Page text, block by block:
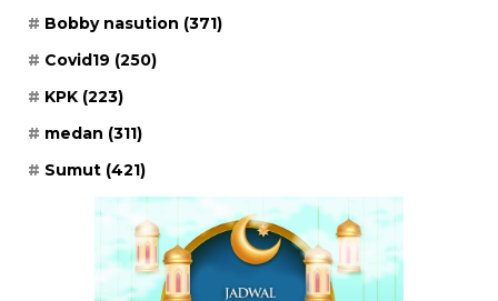
Bobby nasution (371)
Covid19 (250)
KPK (223)
medan (311)
Sumut (421)